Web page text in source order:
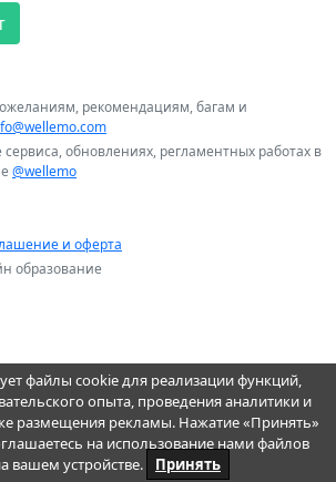
рекомендациям, багам и
обновлениях, регламентных работах в
@wellemo
и оферта
образование
файлы cookie для реализации функций,
опыта, проведения аналитики и
размещения рекламы. Нажатие «Принять»
на использование нами файлов
вашем устройстве.
Принять